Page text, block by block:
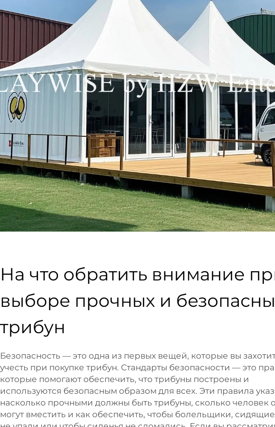
На что обратить внимание
выборе прочных и
трибун
Безопасность — это одна из первых вещей, которые вы
учесть при покупке трибун. Стандарты безопасности — это
которые помогают обеспечить, что трибуны построены и
используются безопасным образом для всех. Эти правила
насколько прочными должны быть трибуны, сколько человек
могут вместить и как обеспечить, чтобы болельщики,